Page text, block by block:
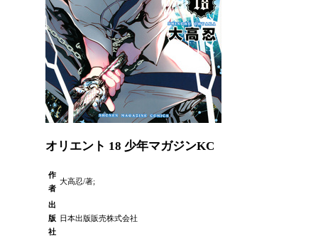
オリエント 18 少年マガジンKC
作
者
大高忍/著;
出
版
社
日本出版販売株式会社